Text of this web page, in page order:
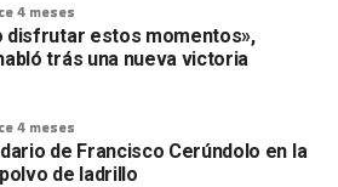
4 meses
disfrutar estos momentos»,
trás una nueva victoria
4 meses
de Francisco Cerúndolo en la
de ladrillo